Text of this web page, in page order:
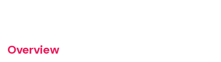
Overview